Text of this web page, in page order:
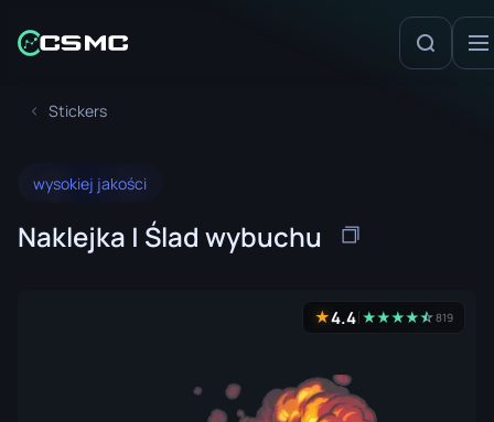
Stickers
wysokiej jakości
Naklejka | Ślad wybuchu
★4.4 ★★★★★
☆819